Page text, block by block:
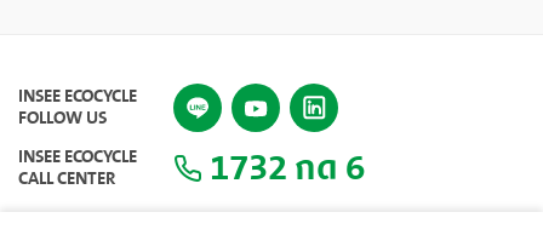
INSEE ECOCYCLE
FOLLOW US
INSEE ECOCYCLE
CALL CENTER 1732 กด 6